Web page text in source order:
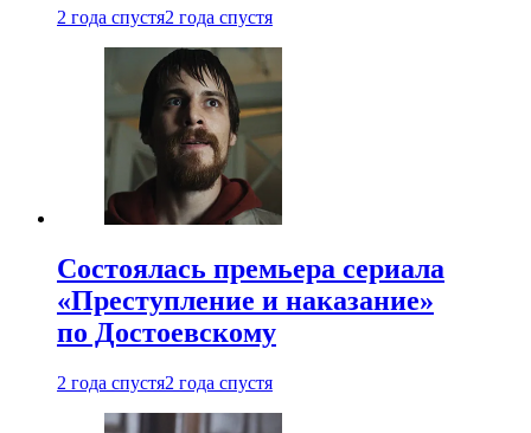
2 года спустя2 года спустя
Состоялась премьера сериала
«Преступление и наказание»
по Достоевскому
2 года спустя2 года спустя